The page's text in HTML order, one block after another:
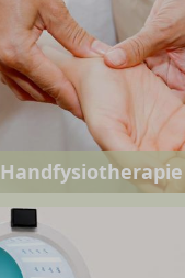
Handfysiotherapie